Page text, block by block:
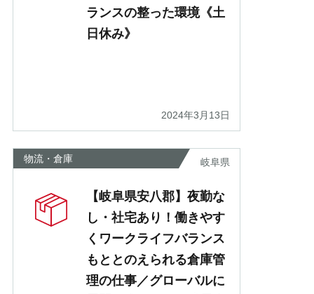
ランスの整った環境《土
日休み》
2024年3月13日
物流・倉庫 岐阜県
【岐阜県安八郡】夜勤な
し・社宅あり！働きやす
くワークライフバランス
もととのえられる倉庫管
理の仕事／グローバルに